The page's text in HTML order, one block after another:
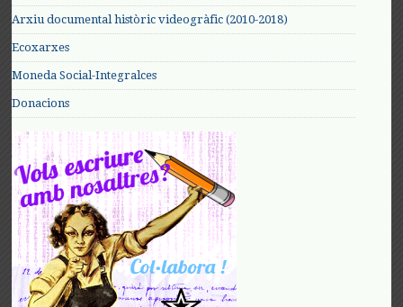
Arxiu documental històric videogràfic (2010-2018)
Ecoxarxes
Moneda Social-Integralces
Donacions